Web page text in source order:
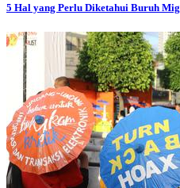
5 Hal yang Perlu Diketahui Buruh